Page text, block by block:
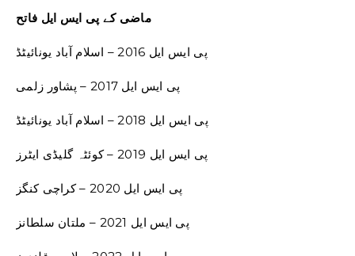
ماضی کے پی ایس ایل فاتح
پی ایس ایل 2016 – اسلام آباد یونائیٹڈ
پی ایس ایل 2017 – پشاور زلمی
پی ایس ایل 2018 – اسلام آباد یونائیٹڈ
پی ایس ایل 2019 – کوئٹہ گلیڈی ایٹرز
پی ایس ایل 2020 – کراچی کنگز
پی ایس ایل 2021 – ملتان سلطانز